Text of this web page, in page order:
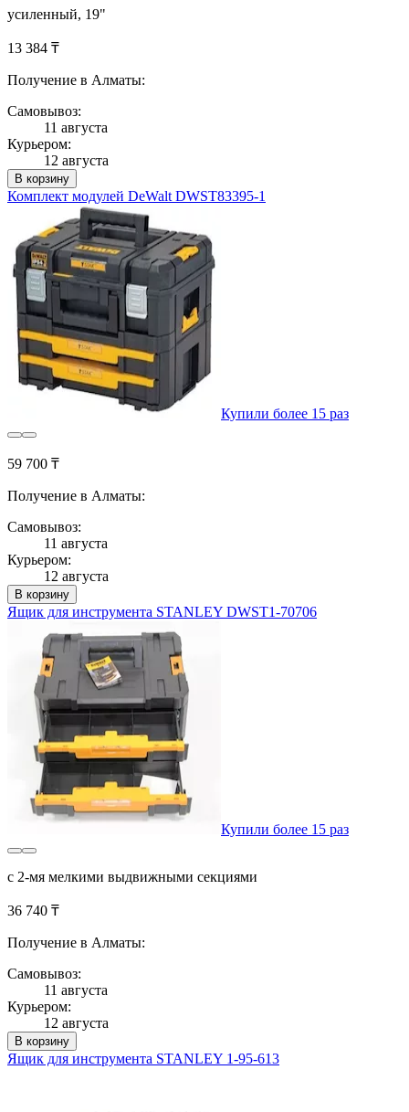
усиленный, 19"
13 384 ₸
Получение в Алматы:
Самовывоз:
11 августа
Курьером:
12 августа
В корзину
Комплект модулей DeWalt DWST83395-1
Купили более 15 раз
59 700 ₸
Получение в Алматы:
Самовывоз:
11 августа
Курьером:
12 августа
В корзину
Ящик для инструмента STANLEY DWST1-70706
Купили более 15 раз
с 2-мя мелкими выдвижными секциями
36 740 ₸
Получение в Алматы:
Самовывоз:
11 августа
Курьером:
12 августа
В корзину
Ящик для инструмента STANLEY 1-95-613